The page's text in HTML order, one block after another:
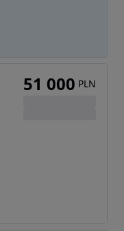
51 000 PLN